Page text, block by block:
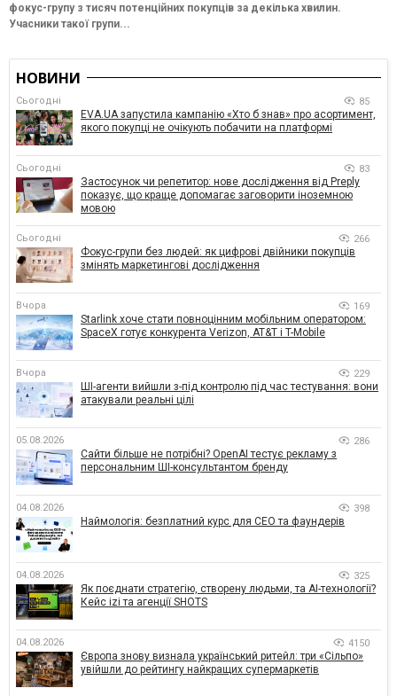
фокус-групу з тисяч потенційних покупців за декілька хвилин.
Учасники такої групи...
НОВИНИ
Сьогодні 85
EVA.UA запустила кампанію «Хто б знав» про асортимент,
якого покупці не очікують побачити на платформі
Сьогодні 83
Застосунок чи репетитор: нове дослідження від Preply
показує, що краще допомагає заговорити іноземною
мовою
Сьогодні 266
Фокус-групи без людей: як цифрові двійники покупців
змінять маркетингові дослідження
Вчора 169
Starlink хоче стати повноцінним мобільним оператором:
SpaceX готує конкурента Verizon, AT&T і T-Mobile
Вчора 229
ШІ-агенти вийшли з-під контролю під час тестування: вони
атакували реальні цілі
05.08.2026 286
Сайти більше не потрібні? OpenAI тестує рекламу з
персональним ШІ-консультантом бренду
04.08.2026 398
Наймологія: безплатний курс для CEO та фаундерів
04.08.2026 325
Як поєднати стратегію, створену людьми, та AI-технології?
Кейс izi та агенції SHOTS
04.08.2026 4150
Європа знову визнала український ритейл: три «Сільпо»
увійшли до рейтингу найкращих супермаркетів